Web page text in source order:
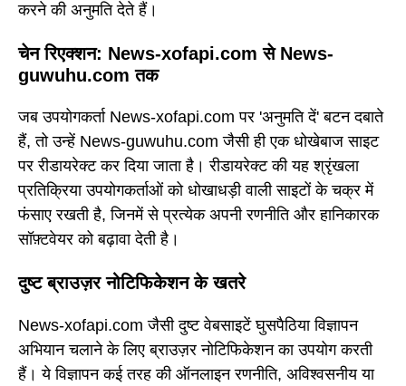
करने की अनुमति देते हैं।
चेन रिएक्शन: News-xofapi.com से News-
guwuhu.com तक
जब उपयोगकर्ता News-xofapi.com पर 'अनुमति दें' बटन दबाते
हैं, तो उन्हें News-guwuhu.com जैसी ही एक धोखेबाज साइट
पर रीडायरेक्ट कर दिया जाता है। रीडायरेक्ट की यह श्रृंखला
प्रतिक्रिया उपयोगकर्ताओं को धोखाधड़ी वाली साइटों के चक्र में
फंसाए रखती है, जिनमें से प्रत्येक अपनी रणनीति और हानिकारक
सॉफ़्टवेयर को बढ़ावा देती है।
दुष्ट ब्राउज़र नोटिफिकेशन के खतरे
News-xofapi.com जैसी दुष्ट वेबसाइटें घुसपैठिया विज्ञापन
अभियान चलाने के लिए ब्राउज़र नोटिफिकेशन का उपयोग करती
हैं। ये विज्ञापन कई तरह की ऑनलाइन रणनीति, अविश्वसनीय या